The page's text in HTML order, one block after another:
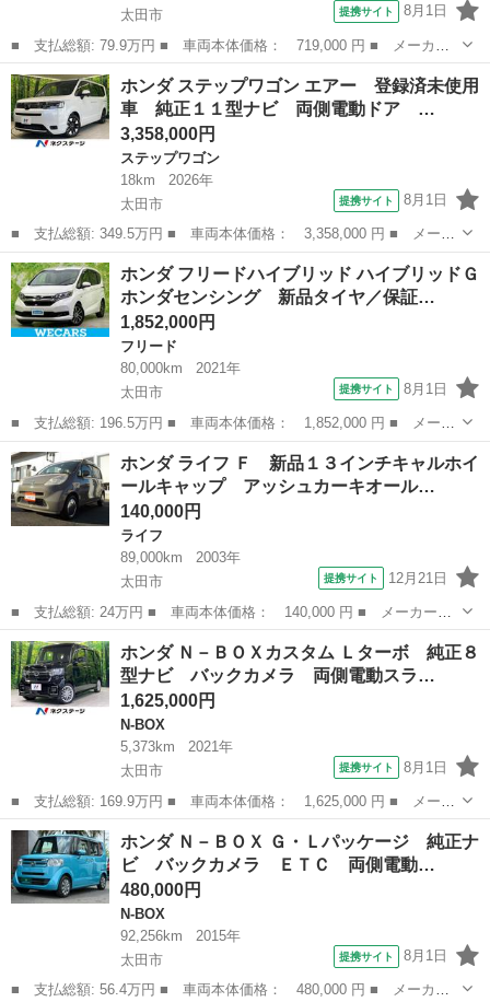
太田市
提携サイト 8月1日
■ 支払総額: 79.9万円 ■ 車両本体価格： 719,000 円 ■ メーカー
名： ホンダ ■ 車種名： Ｎ－ＷＧＮ ■ グレード名： Ｇ ＳＤ
ナビ Ｂｌｕｅｔｏｏｔｈ スマートキー＆プッシュスタート オー
トエアコン ...
群馬 太田市 N-WGN
ホンダ ステップワゴン エアー 登録済未使用
車 純正１１型ナビ 両側電動ドア …
3,358,000円
ステップワゴン
18km
2026年
太田市
提携サイト 8月1日
■ 支払総額: 349.5万円 ■ 車両本体価格： 3,358,000 円 ■ メーカ
ー名： ホンダ ■ 車種名： ステップワゴン ■ グレード名： エ
アー 登録済未使用車 純正１１型ナビ 両側電動ドア アダプティ
ブクルー...
群馬 太田市 ステップワゴン
ホンダ フリードハイブリッド ハイブリッドＧ
ホンダセンシング 新品タイヤ／保証…
1,852,000円
フリード
80,000km
2021年
太田市
提携サイト 8月1日
■ 支払総額: 196.5万円 ■ 車両本体価格： 1,852,000 円 ■ メーカ
ー名： ホンダ ■ 車種名： フリードハイブリッド ■ グレード
名： ハイブリッドＧホンダセンシング 新品タイヤ／保証書／純
正 ９インチ...
群馬 太田市 フリード
ホンダ ライフ Ｆ 新品１３インチキャルホイ
ールキャップ アッシュカーキオール…
140,000円
ライフ
89,000km
2003年
太田市
提携サイト 12月21日
■ 支払総額: 24万円 ■ 車両本体価格： 140,000 円 ■ メーカー
名： ホンダ ■ 車種名： ライフ ■ グレード名： Ｆ 新品１３
インチキャルホイールキャップ アッシュカーキオールペイント済み
■ 排気量： ...
群馬 太田市 ライフ
ホンダ Ｎ－ＢＯＸカスタム Ｌターボ 純正８
型ナビ バックカメラ 両側電動スラ…
1,625,000円
N-BOX
5,373km
2021年
太田市
提携サイト 8月1日
■ 支払総額: 169.9万円 ■ 車両本体価格： 1,625,000 円 ■ メーカ
ー名： ホンダ ■ 車種名： Ｎ－ＢＯＸカスタム ■ グレード
名： Ｌターボ 純正８型ナビ バックカメラ 両側電動スライドド
ア シートヒ...
群馬 太田市 N-BOX
ホンダ Ｎ－ＢＯＸ Ｇ・Ｌパッケージ 純正ナ
ビ バックカメラ ＥＴＣ 両側電動…
480,000円
N-BOX
92,256km
2015年
太田市
提携サイト 8月1日
■ 支払総額: 56.4万円 ■ 車両本体価格： 480,000 円 ■ メーカー